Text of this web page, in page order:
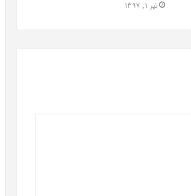
تیر 1, 1397